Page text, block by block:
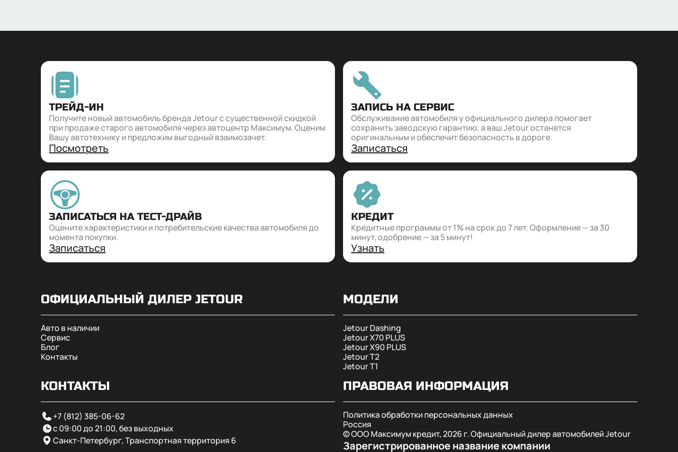
ТРЕЙД-ИН
Получите новый автомобиль бренда Jetour с существенной скидкой
при продаже старого автомобиля через автоцентр Максимум. Оценим
Вашу автотехнику и предложим выгодный взаимозачет.
Посмотреть
ЗАПИСЬ НА СЕРВИС
Обслуживание автомобиля у официального дилера помогает
сохранить заводскую гарантию, а ваш Jetour останется
оригинальным и обеспечит безопасность в дороге.
Записаться
ЗАПИСАТЬСЯ НА ТЕСТ-ДРАЙВ
Оцените характеристики и потребительские качества автомобиля до
момента покупки.
Записаться
КРЕДИТ
Кредитные программы от 1% на срок до 7 лет. Оформление — за 30
минут, одобрение — за 5 минут!
Узнать
ОФИЦИАЛЬНЫЙ ДИЛЕРJETOUR
Авто в наличии
Сервис
Блог
Контакты
МОДЕЛИ
Jetour Dashing
Jetour X70 PLUS
Jetour X90 PLUS
Jetour T2
Jetour T1
КОНТАКТЫ
+7 (812) 385-06-62
с 09:00 до 21:00, без выходных
Санкт-Петербург, Транспортная территория 6
ПРАВОВАЯ ИНФОРМАЦИЯ
Политика обработки персональных данных
Россия
© ООО Максимум кредит,2026 г. Официальный дилер автомобилей Jetour
Зарегистрированное название компании